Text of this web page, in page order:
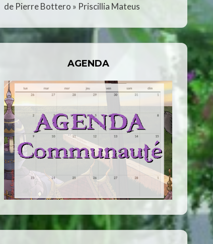
de Pierre Bottero » Priscillia Mateus
AGENDA